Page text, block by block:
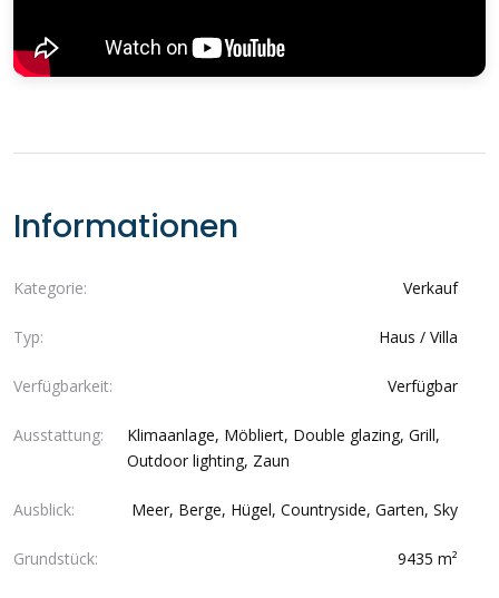
Informationen
Kategorie: Verkauf
Typ: Haus / Villa
Verfügbarkeit: Verfügbar
Ausstattung:
Klimaanlage, Möbliert, Double glazing, Grill,
Outdoor lighting, Zaun
Ausblick: Meer, Berge, Hügel, Countryside, Garten, Sky
Grundstück: 9435 m²